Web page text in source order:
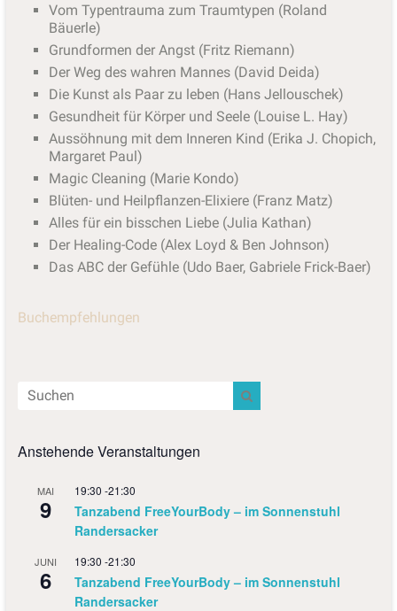
Vom Typentrauma zum Traumtypen (Roland
Bäuerle)
Grundformen der Angst (Fritz Riemann)
Der Weg des wahren Mannes (David Deida)
Die Kunst als Paar zu leben (Hans Jellouschek)
Gesundheit für Körper und Seele (Louise L. Hay)
Aussöhnung mit dem Inneren Kind (Erika J. Chopich,
Margaret Paul)
Magic Cleaning (Marie Kondo)
Blüten- und Heilpflanzen-Elixiere (Franz Matz)
Alles für ein bisschen Liebe (Julia Kathan)
Der Healing-Code (Alex Loyd & Ben Johnson)
Das ABC der Gefühle (Udo Baer, Gabriele Frick-Baer)
Buchempfehlungen
Anstehende Veranstaltungen
MAI
9
19:30 -21:30
Tanzabend FreeYourBody – im Sonnenstuhl
Randersacker
JUNI
6
19:30 -21:30
Tanzabend FreeYourBody – im Sonnenstuhl
Randersacker